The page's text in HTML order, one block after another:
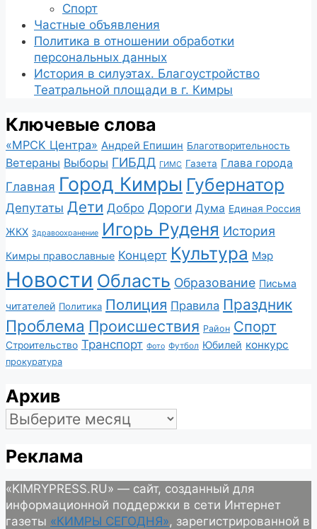
Спорт
Частные объявления
Политика в отношении обработки
персональных данных
История в силуэтах. Благоустройство
Театральной площади в г. Кимры
Ключевые слова
«МРСК Центра» Андрей Епишин Благотворительность
Ветераны Выборы ГИБДД ГИМС Газета Глава города
Главная Город Кимры Губернатор
Депутаты Дети Добро Дороги Дума Единая Россия
ЖКХ Здравоохранение Игорь Руденя История
Кимры православные Концерт Культура Мэр
Новости Область Образование Письма
читателей Политика Полиция Правила Праздник
Проблема Происшествия Район Спорт
Строительство Транспорт Фото Футбол Юбилей конкурс
прокуратура
Архив
Архив
Реклама
«KIMRYPRESS.RU» — сайт, созданный для
информационной поддержки в сети Интернет
газеты «КИМРЫ СЕГОДНЯ», зарегистрированной в